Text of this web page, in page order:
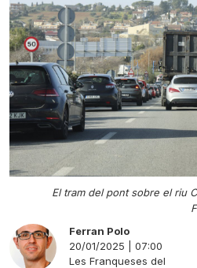
El tram del pont sobre el riu
Ferran Polo
20/01/2025 | 07:00
Les Franqueses del